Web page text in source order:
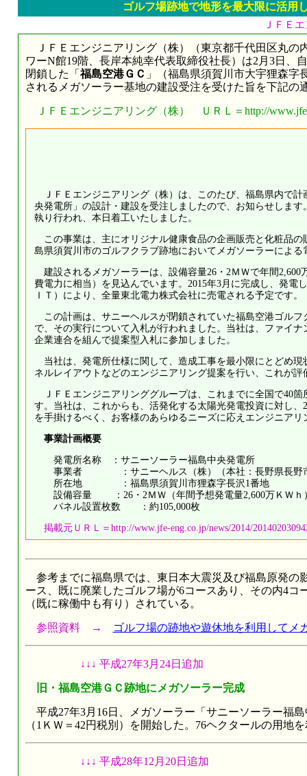
ゴルフ場跡地で地形を最大限に活用
ＪＦＥ
ＪＦＥエンジニアリング（株）（東京都千代田区丸の
ワーN館19階、長岸本純幸代表取締役社長）は2月3日、
閉鎖した「福島空港ＧＣ 」（福島県須賀川市大宇狸森字
されるメガソーラー基地の建設受注を受けた旨を下記の
ＪＦＥエンジニアリング（株） ＵＲＬ＝http://
ＪＦＥエンジニアリング（株）は、このたび、福島県内で計
央発電所」の設計・建設を受注しましたので、お知らせしま
執り行われ、本日着工いたしました。
この事業は、主にオリジナル健康食品の企画販売と化粧品の
島県須賀川市のゴルフクラブ跡地においてメガソーラーによる
建設されるメガソーラーは、設備容量26・2ＭＷで年間2,600
費電力に相当）を見込んでいます。2015年3月に完成し、発電
ＩＴ）により、全量東北電力株式会社に売電される予定です。
この計画は、サニーヘルスが閉鎖されていた福島空港ゴルフ
で、その実行について入札が行われました。当社は、ファイ
企業連合を組んで提案型入札に参加しました。
当社は、発電所仕様に関して、造成工事を最小限にとどめ現
ネルレイアウトなどのエンジニアリング提案を行い、これが
ＪＦＥエンジニアリンググループは、これまでに全国で40
す。当社は、これからも、活発化する太陽光発電投資に対し、
を手掛けるべく、お客様のあらゆるニーズに応えエンジニア
事業計画概要
発電所名称 ：サニーソーラー福島中央発電所
事業者 ：サニーヘルス（株）（本社：長野県長野市
所在地 ：福島県須賀川市狸森字長沢1番地
設備容量 ：26・2ＭＷ（年間予想発電量2,600万ＫＷｈ
パネル設置枚数 ：約105,000枚
掲載元ＵＲＬ＝http://www.jfe-eng.co.jp/news/2014/
参考までに福島県では、東日本大震災及び福島原発の
ース、既に廃業したゴルフ場が6コースあり、その内4コ
（既に稼働中も有り）されている。
参照資料 → ゴルフ場の跡地や遊休地を利用してメ
↓↓↓ 平成27年3月24日追加
旧・福島空港ＧＣ跡地にメガソーラー完
平成27年3月16日、メガソーラー「サニーソーラー福
（1ＫＷ＝42円税別）を開始した。76ヘクタールの用地
↓↓↓ 平成28年12月20日追加